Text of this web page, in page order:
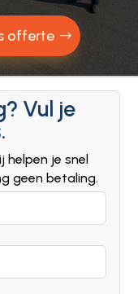
offerte
Vul je
helpen je snel
geen betaling.